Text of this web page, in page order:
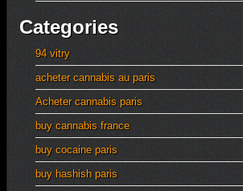
Categories
94 vitry
acheter cannabis au paris
Acheter cannabis paris
buy cannabis france
buy cocaine paris
buy hashish paris